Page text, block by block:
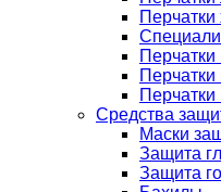
Средства
Маски
Защита
Защита